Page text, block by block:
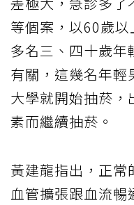
等個案，以60歲
多名三、四十歲
有關，這幾名年輕
大學就開始抽菸，
素而繼續抽菸。
黃建龍指出，正
血管擴張跟血流暢